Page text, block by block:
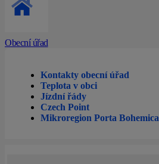
Obecní úřad
Kontakty obecní úřad
Teplota v obci
Jízdní řády
Czech Point
Mikroregion Porta Bohemica